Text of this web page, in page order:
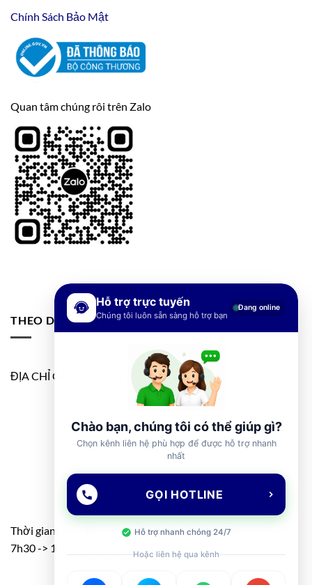
Chính Sách Bảo Mật
Quan tâm chúng rôi trên Zalo
THEO DÕI FANPAGE
ĐỊA CHỈ GOOGLE MAP
Thời gian: T2 – T7
7h30 -> 11h30 – 13h00 -> 17h00
Hỗ trợ trực tuyến
Chúng tôi luôn sẵn sàng hỗ trợ bạn
Đang online
Chào bạn, chúng tôi có thể giúp gì?
Chọn kênh liên hệ phù hợp để được hỗ trợ nhanh
nhất
GỌI HOTLINE
Hỗ trợ nhanh chóng 24/7
Hoặc liên hệ qua kênh